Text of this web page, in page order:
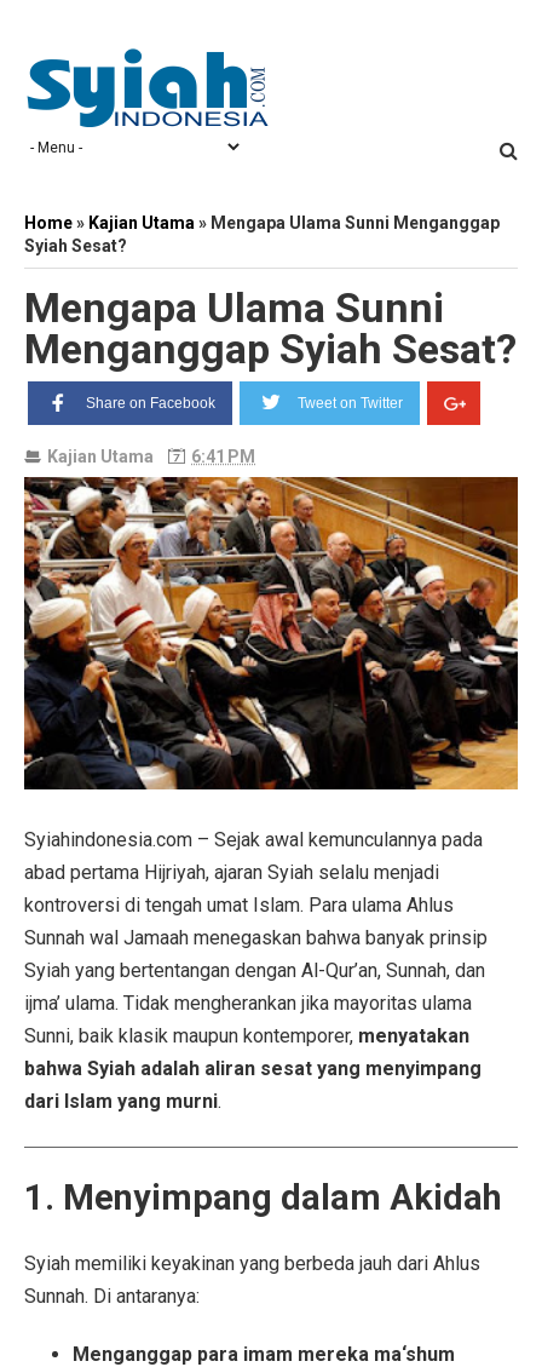
Home» Kajian Utama » Mengapa Ulama Sunni Menganggap
Syiah Sesat?
Mengapa Ulama Sunni
Menganggap Syiah Sesat?
Share on Facebook Tweet on Twitter
Kajian Utama 6:41 PM
Syiahindonesia.com – Sejak awal kemunculannya pada
abad pertama Hijriyah, ajaran Syiah selalu menjadi
kontroversi di tengah umat Islam. Para ulama Ahlus
Sunnah wal Jamaah menegaskan bahwa banyak prinsip
Syiah yang bertentangan dengan Al-Qur’an, Sunnah, dan
ijma’ ulama. Tidak mengherankan jika mayoritas ulama
Sunni, baik klasik maupun kontemporer, menyatakan
bahwa Syiah adalah aliran sesat yang menyimpang
dari Islam yang murni.
1. Menyimpang dalam Akidah
Syiah memiliki keyakinan yang berbeda jauh dari Ahlus
Sunnah. Di antaranya:
Menganggap para imam mereka ma‘shum